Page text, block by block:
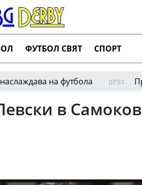
ФУТБОЛ СВЯТ СПОРТ
на футбола 07:51
в Самоков